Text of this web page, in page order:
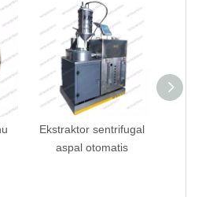
Ekstraktor sentrifugal
aspal otomatis